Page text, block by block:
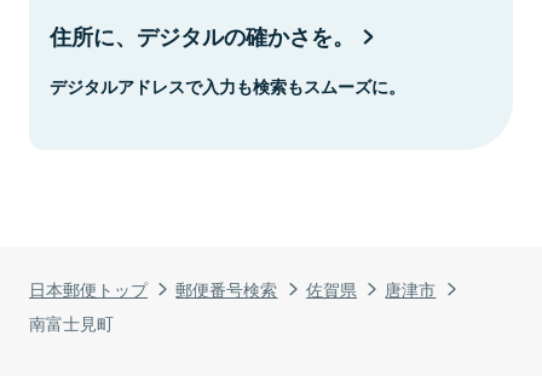
日本郵便トップ 郵便番号検索 佐賀県
唐津市
南富士見町
住所に、デジタルの確かさを。
デジタルアドレスで入力も検索もスムーズに。